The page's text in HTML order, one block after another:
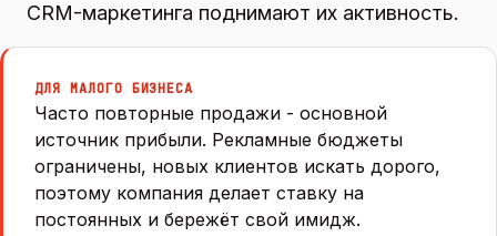
CRM-маркетинга поднимают их активность.
ДЛЯ МАЛОГО БИЗНЕСА
Часто повторные продажи - основной
источник прибыли. Рекламные бюджеты
ограничены, новых клиентов искать дорого,
поэтому компания делает ставку на
постоянных и бережёт свой имидж.